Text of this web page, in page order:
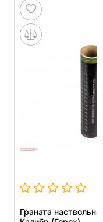
Граната